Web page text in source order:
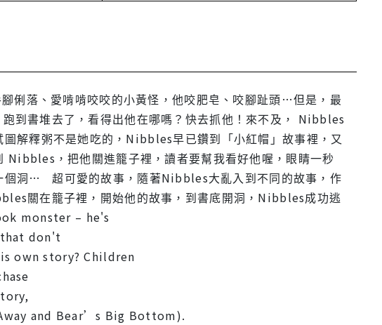
俐落、愛啃啃咬咬的小黃怪，他咬肥皂、咬腳趾頭…但是，最
到書堆去了，看得出他在哪嗎？快去抓他！來不及， Nibbles
解釋粥不是她吃的，Nibbles早已鑽到「小紅帽」故事裡，又
，把他關進籠子裡，讀者要幫我看好他喔，眼睛一秒
個洞… 超可愛的故事，隨著Nibbles大亂入到不同的故事，作
關在籠子裡，開始他的故事，到書底開洞，Nibbles成功逃
monster – he's
don't
own story? Children
and Bear’s Big Bottom).